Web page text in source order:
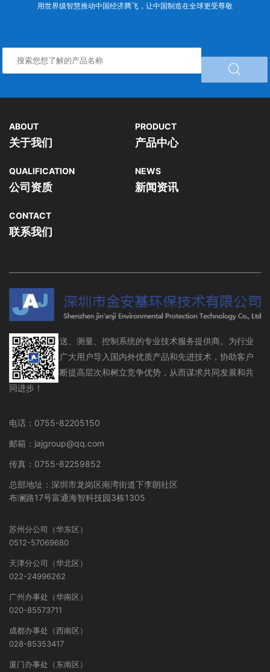
用世界级智慧推动中国经济腾飞，让中国制造在全球更受尊敬

ABOUT
关于我们
PRODUCT
产品中心
QUALIFICATION
公司资质
NEWS
新闻资讯
CONTACT
联系我们
流体存储、输送、测量、控制系统的专业技术服务提供商。为行业
设备制造商及广大用户导入国内外优质产品和先进技术，协助客户
在行业领域不断提高层次和树立竞争优势，从而谋求共同发展和共
同进步！
电话：0755-82205150
邮箱：jajgroup@qq.com
传真：0755-82259852
总部地址：深圳市龙岗区南湾街道下李朗社区
布澜路17号富通海智科技园3栋1305
苏州分公司（华东区）
0512-57069680
天津分公司（华北区）
022-24996262
广州办事处（华南区）
020-85573711
成都办事处（西南区）
028-85353417
厦门办事处（东南区）